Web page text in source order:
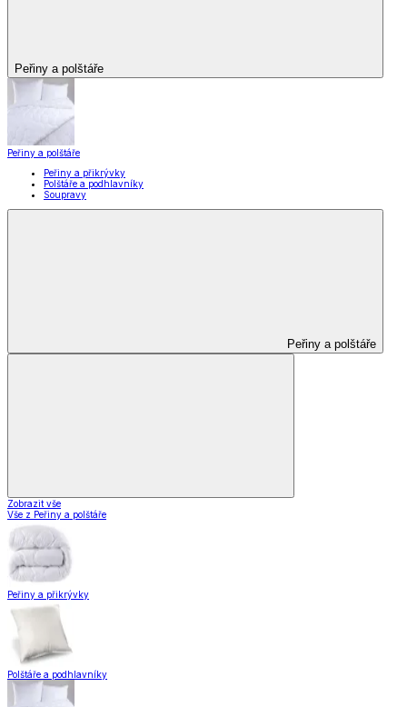
Peřiny a polštáře
Peřiny a polštáře
Peřiny a přikrývky
Polštáře a podhlavníky
Soupravy
Peřiny a polštáře
Zobrazit vše
Vše z Peřiny a polštáře
Peřiny a přikrývky
Polštáře a podhlavníky